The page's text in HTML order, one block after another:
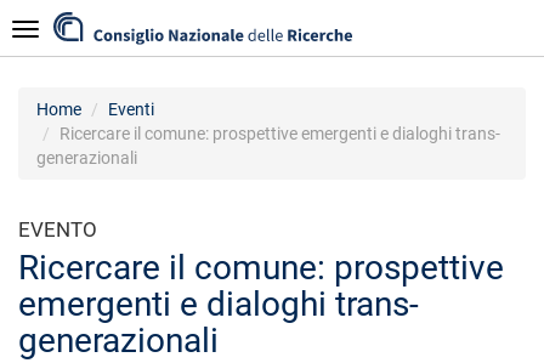
al
contenuto
Navigazione
Home
Eventi
Ricercare il comune: prospettive emergenti e dialoghi trans-
generazionali
EVENTO
Ricercare il comune: prospettive
emergenti e dialoghi trans-
generazionali